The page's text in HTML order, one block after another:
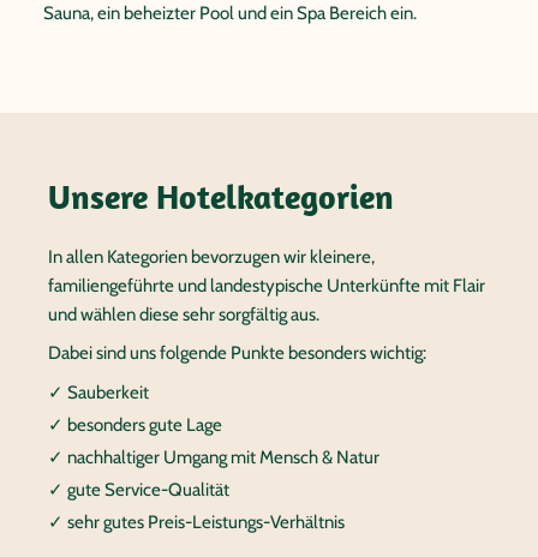
Sauna, ein beheizter Pool und ein Spa Bereich ein.
Unsere Hotelkategorien
In allen Kategorien bevorzugen wir kleinere,
familiengeführte und landestypische Unterkünfte mit Flair
und wählen diese sehr sorgfältig aus.
Dabei sind uns folgende Punkte besonders wichtig:
✓ Sauberkeit
✓ besonders gute Lage
✓ nachhaltiger Umgang mit Mensch & Natur
✓ gute Service-Qualität
✓ sehr gutes Preis-Leistungs-Verhältnis